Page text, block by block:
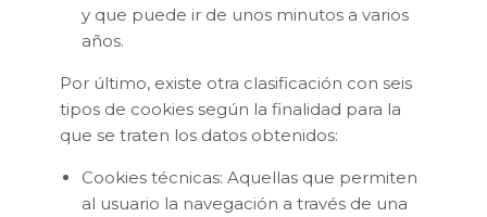
y que puede ir de unos minutos a varios
años.
Por último, existe otra clasificación con seis
tipos de cookies según la finalidad para la
que se traten los datos obtenidos:
Cookies técnicas: Aquellas que permiten
al usuario la navegación a través de una